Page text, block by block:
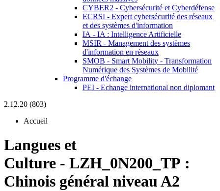
CYBER2 - Cybersécurité et Cyberdéfense
ECRSI - Expert cybersécurité des réseaux
et des systèmes d'information
IA - IA : Intelligence Artificielle
MSIR - Management des systèmes
d'information en réseaux
SMOB - Smart Mobility - Transformation
Numérique des Systèmes de Mobilité
Programme d'échange
PEI - Echange international non diplomant
2.12.20 (803)
Accueil
Langues et
Culture - LZH_0N200_TP :
Chinois général niveau A2